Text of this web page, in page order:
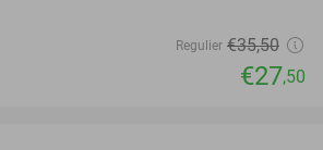
Regulier €35,50
€27,50